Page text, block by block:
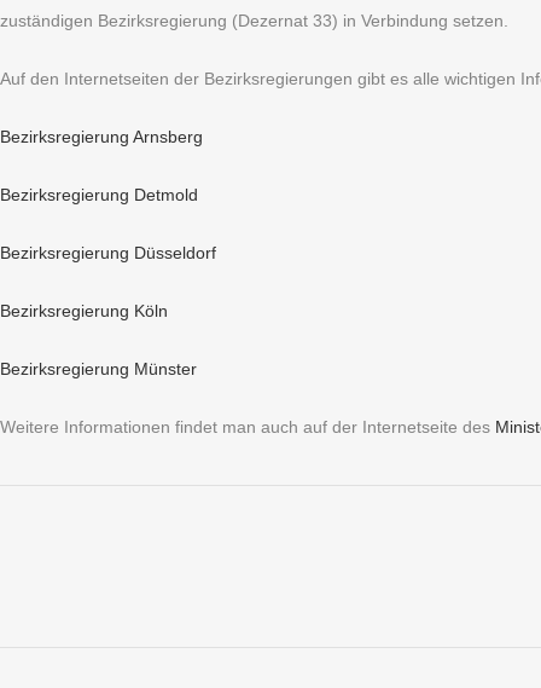
zuständigen Bezirksregierung (Dezernat 33) in Verbindung setzen.
Auf den Internetseiten der Bezirksregierungen gibt es alle wichtigen
Bezirksregierung Arnsberg
Bezirksregierung Detmold
Bezirksregierung Düsseldorf
Bezirksregierung Köln
Bezirksregierung Münster
Weitere Informationen findet man auch auf der Internetseite des